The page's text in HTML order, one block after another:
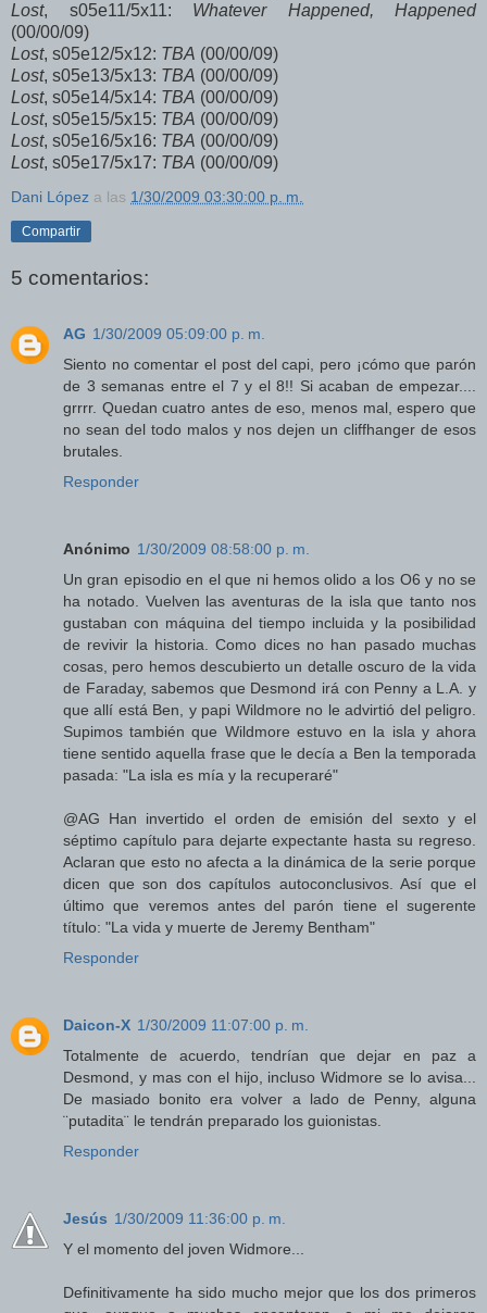
Lost, s05e11/5x11: Whatever Happened, Happened
(00/00/09)
Lost, s05e12/5x12: TBA (00/00/09)
Lost, s05e13/5x13: TBA (00/00/09)
Lost, s05e14/5x14: TBA (00/00/09)
Lost, s05e15/5x15: TBA (00/00/09)
Lost, s05e16/5x16: TBA (00/00/09)
Lost, s05e17/5x17: TBA (00/00/09)
Dani López a las 1/30/2009 03:30:00 p. m.
Compartir
5 comentarios:
AG 1/30/2009 05:09:00 p. m.
Siento no comentar el post del capi, pero ¡cómo que parón
de 3 semanas entre el 7 y el 8!! Si acaban de empezar....
grrrr. Quedan cuatro antes de eso, menos mal, espero que
no sean del todo malos y nos dejen un cliffhanger de esos
brutales.
Responder
Anónimo 1/30/2009 08:58:00 p. m.
Un gran episodio en el que ni hemos olido a los O6 y no se
ha notado. Vuelven las aventuras de la isla que tanto nos
gustaban con máquina del tiempo incluida y la posibilidad
de revivir la historia. Como dices no han pasado muchas
cosas, pero hemos descubierto un detalle oscuro de la vida
de Faraday, sabemos que Desmond irá con Penny a L.A. y
que allí está Ben, y papi Wildmore no le advirtió del peligro.
Supimos también que Wildmore estuvo en la isla y ahora
tiene sentido aquella frase que le decía a Ben la temporada
pasada: "La isla es mía y la recuperaré"
@AG Han invertido el orden de emisión del sexto y el
séptimo capítulo para dejarte expectante hasta su regreso.
Aclaran que esto no afecta a la dinámica de la serie porque
dicen que son dos capítulos autoconclusivos. Así que el
último que veremos antes del parón tiene el sugerente
título: "La vida y muerte de Jeremy Bentham"
Responder
Daicon-X 1/30/2009 11:07:00 p. m.
Totalmente de acuerdo, tendrían que dejar en paz a
Desmond, y mas con el hijo, incluso Widmore se lo avisa...
De masiado bonito era volver a lado de Penny, alguna
¨putadita¨ le tendrán preparado los guionistas.
Responder
Jesús 1/30/2009 11:36:00 p. m.
Y el momento del joven Widmore...
Definitivamente ha sido mucho mejor que los dos primeros